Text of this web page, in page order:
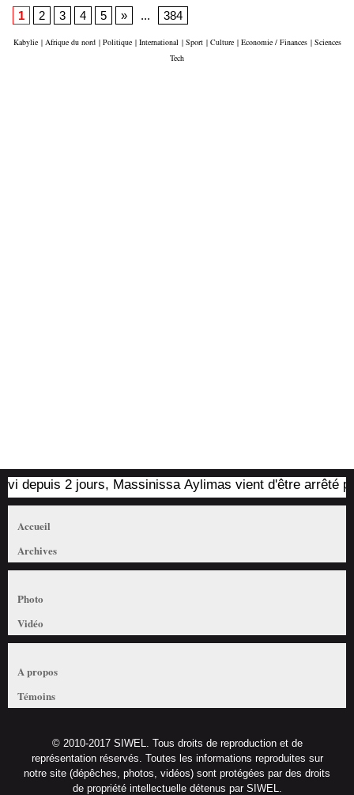
1 2 3 4 5 » ... 384
Kabylie | Afrique du nord | Politique | International | Sport | Culture | Economie / Finances | Sciences
Tech
2 jours, Massinissa Aylimas vient d'être arrêté par
Accueil
Archives
Photo
Vidéo
A propos
Témoins
© 2010-2017 SIWEL. Tous droits de reproduction et de
représentation réservés. Toutes les informations reproduites sur
notre site (dépêches, photos, vidéos) sont protégées par des droits
de propriété intellectuelle détenus par SIWEL.